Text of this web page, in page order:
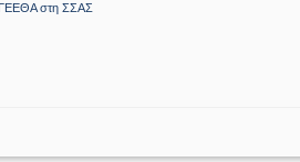
στη ΣΣΑΣ